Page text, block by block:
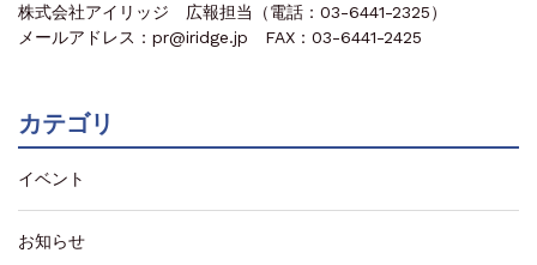
株式会社アイリッジ 広報担当（電話：03-6441-2325）
メールアドレス：pr@iridge.jp FAX：03-6441-2425
カテゴリ
イベント
お知らせ